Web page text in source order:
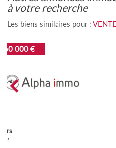
à votre recherche
Les biens similaires pour :